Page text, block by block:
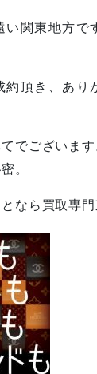
い関東地方で
頂き、あり
でございます
。
なら買取専門